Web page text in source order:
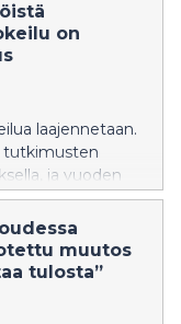
on
laajennetaan.
tutkimusten
ja vuoden
parannuksia.
parantaa
paremmin
on
muutos
tulosta”